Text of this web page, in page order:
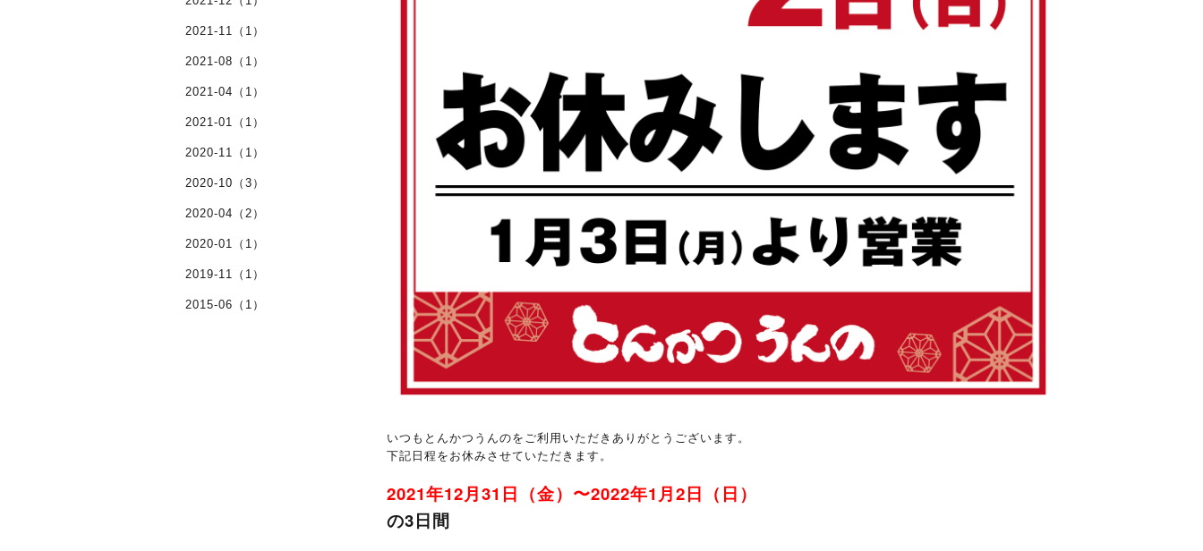
いつもとんかつうんのをご利用いただきありがとうございます。
下記日程をお休みさせていただきます。
2021年12月31日（金）〜2022年1月2日（日）
の3日間
2021-11（1）
2021-08（1）
2021-04（1）
2021-01（1）
2020-11（1）
2020-10（3）
2020-04（2）
2020-01（1）
2019-11（1）
2015-06（1）